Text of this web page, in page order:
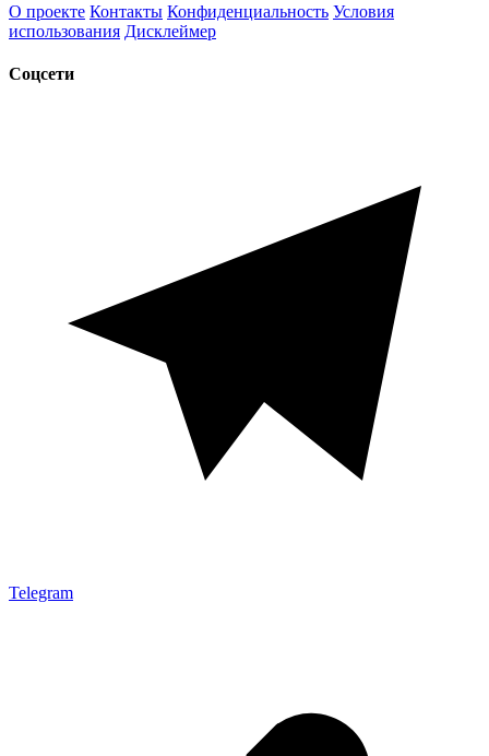
О проекте Контакты Конфиденциальность Условия
использования Дисклеймер
Соцсети
Telegram